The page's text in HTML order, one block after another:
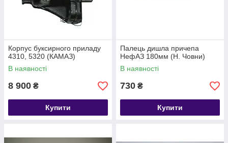
Корпус буксирного приладу
4310, 5320 (КАМАЗ)
В наявності
8 900 ₴
Купити
Палець дишла причепа
НефАЗ 180мм (Н. Човни)
В наявності
730 ₴
Купити